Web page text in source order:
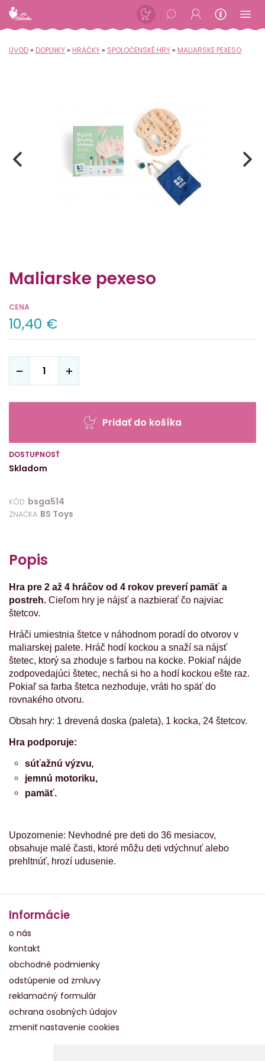
ÚVOD» DOPLNKY» HRAČKY» SPOLOČENSKÉ HRY» MALIARSKE PEXESO
Maliarske pexeso
CENA
10,40 €
Pridať do košíka
DOSTUPNOSŤ
Skladom
KÓD: bsga514
ZNAČKA: BS Toys
Popis
Hra pre 2 až 4 hráčov od 4 rokov preverí pamäť a
postreh. Cieľom hry je nájsť a nazbierať čo najviac
štetcov.
Hráči umiestnia štetce v náhodnom poradí do otvorov v
maliarskej palete. Hráč hodí kockou a snaží sa nájsť
štetec, ktorý sa zhoduje s farbou na kocke. Pokiaľ nájde
zodpovedajúci štetec, nechá si ho a hodí kockou ešte raz.
Pokiaľ sa farba štetca nezhoduje, vráti ho späť do
rovnakého otvoru.
Obsah hry: 1 drevená doska (paleta), 1 kocka, 24 štetcov.
Hra podporuje:
súťažnú výzvu,
jemnú motoriku,
pamäť.
Upozornenie: Nevhodné pre deti do 36 mesiacov,
obsahuje malé časti, ktoré môžu deti vdýchnuť alebo
prehltnúť, hrozí udusenie.
Informácie
o nás
kontakt
obchodné podmienky
odstúpenie od zmluvy
reklamačný formulár
ochrana osobných údajov
zmeniť nastavenie cookies